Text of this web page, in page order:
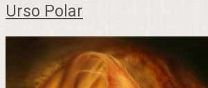
Urso Polar